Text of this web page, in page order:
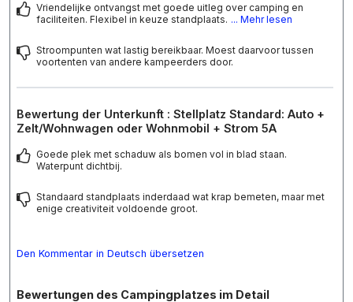
Vriendelijke ontvangst met goede uitleg over camping en
faciliteiten. Flexibel in keuze standplaats. ... Mehr lesen
Stroompunten wat lastig bereikbaar. Moest daarvoor tussen
voortenten van andere kampeerders door.
Bewertung der Unterkunft : Stellplatz Standard: Auto +
Zelt/Wohnwagen oder Wohnmobil + Strom 5A
Goede plek met schaduw als bomen vol in blad staan.
Waterpunt dichtbij.
Standaard standplaats inderdaad wat krap bemeten, maar met
enige creativiteit voldoende groot.
Den Kommentar in Deutsch übersetzen
Bewertungen des Campingplatzes im Detail